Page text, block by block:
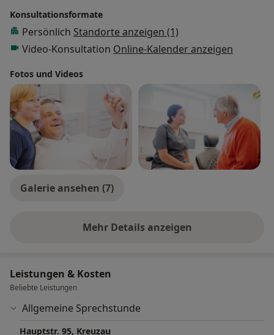
Konsultationsformate
Persönlich Standorte anzeigen (1)
Video-Konsultation Online-Kalender anzeigen
Fotos und Videos
Galerie ansehen (7)
Mehr Details anzeigen
über Erfahrungen
Leistungen & Kosten
Beliebte Leistungen
Allgemeine Sprechstunde
Hauptstr. 95, Kreuzau